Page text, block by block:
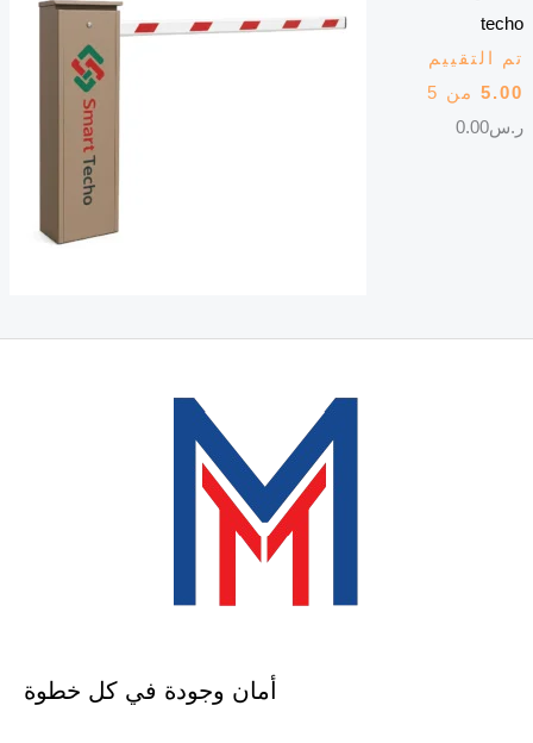
techo
تم التقييم
5.00من 5
ر.س0.00
أمان وجودة في كل خطوة